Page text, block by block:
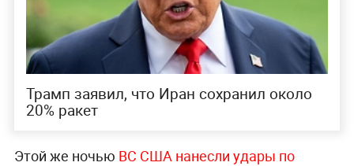
Трамп заявил, что Иран сохранил около
20% ракет
Этой же ночью ВС США нанесли удары по